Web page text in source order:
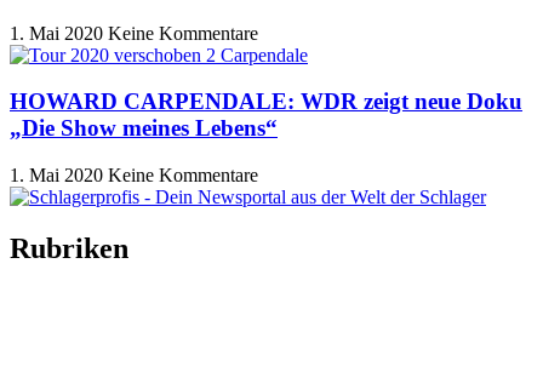
1. Mai 2020 Keine Kommentare
HOWARD CARPENDALE: WDR zeigt neue Doku
„Die Show meines Lebens“
1. Mai 2020 Keine Kommentare
Rubriken